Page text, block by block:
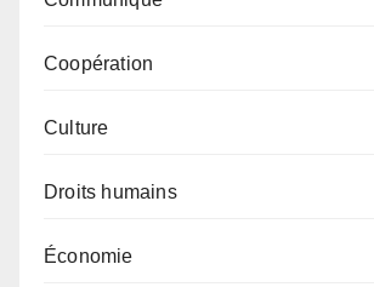
Coopération
Culture
Droits humains
Économie